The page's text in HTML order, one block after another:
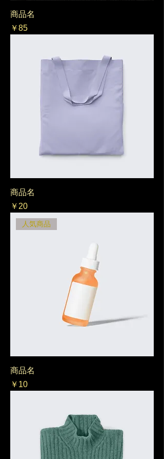
商品名
価格
￥85
商品名
価格
￥20
人気商品
商品名
価格
￥10